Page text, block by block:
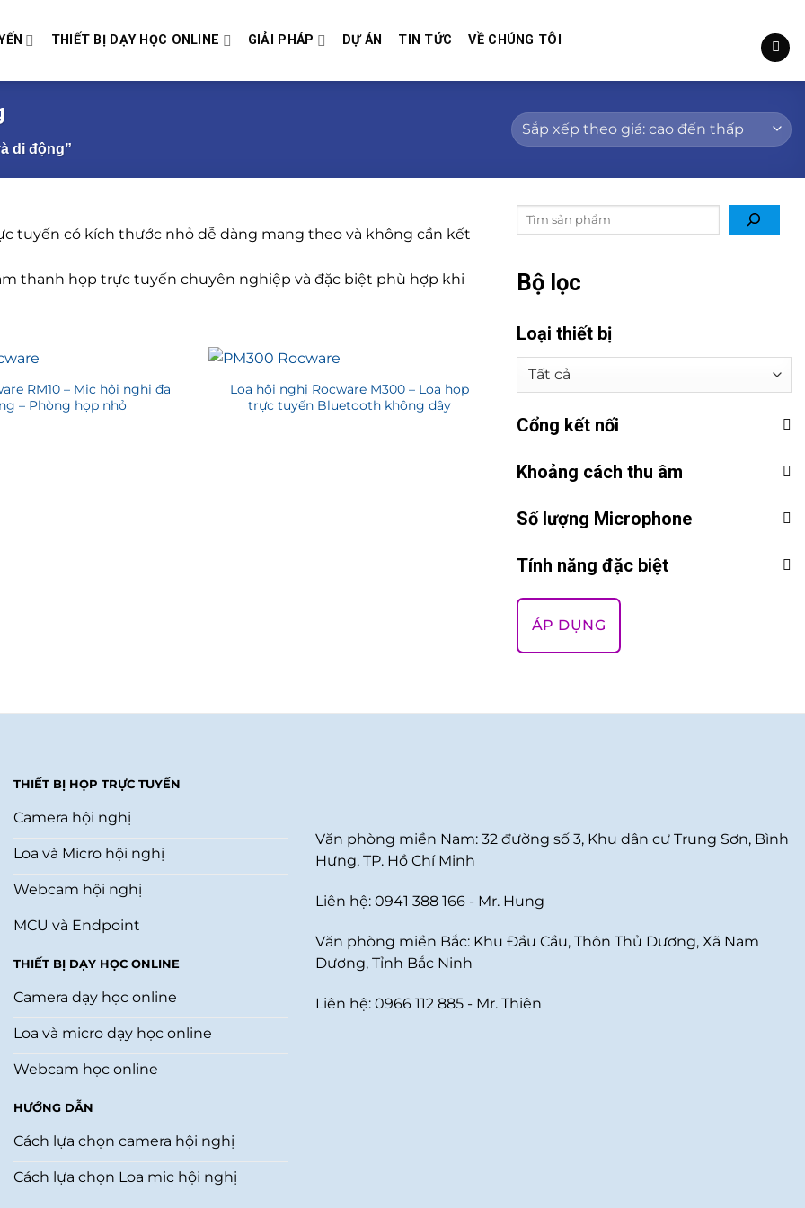
THIẾT BỊ DẠY HỌC ONLINE GIẢI PHÁP DỰ ÁN TIN TỨC VỀ CHÚNG TÔI
di động”
tuyến có kích thước nhỏ dễ dàng mang theo và không cần kết
thanh họp trực tuyến chuyên nghiệp và đặc biệt phù hợp khi
RM10 – Mic hội nghị đa
– Phòng họp nhỏ
Loa hội nghị Rocware M300 – Loa họp
trực tuyến Bluetooth không dây
Tìm
kiếm
phẩm
Bộ lọc
Loại thiết bị
Cổng kết nối
Khoảng cách thu âm
Số lượng Microphone
Tính năng đặc biệt
ÁP DỤNG
THIẾT BỊ HỌP TRỰC TUYẾN
Camera hội nghị
Loa và Micro hội nghị
Webcam hội nghị
MCU và Endpoint
THIẾT BỊ DẠY HỌC ONLINE
Camera dạy học online
Loa và micro dạy học online
Webcam học online
HƯỚNG DẪN
Cách lựa chọn camera hội nghị
Cách lựa chọn Loa mic hội nghị
Văn phòng miền Nam: 32 đường số 3, Khu dân cư Trung Sơn, Bình
Hưng, TP. Hồ Chí Minh
Liên hệ: 0941 388 166 - Mr. Hung
Văn phòng miền Bắc: Khu Đầu Cầu, Thôn Thủ Dương, Xã Nam
Dương, Tỉnh Bắc Ninh
Liên hệ: 0966 112 885 - Mr. Thiên